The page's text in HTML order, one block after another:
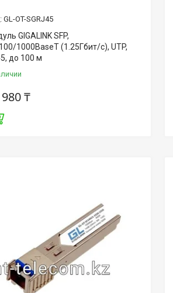
GL-OT-SGRJ45
GIGALINK SFP,
1000BaseT (1.25Гбит/c), UTP,
до 100 м
₸